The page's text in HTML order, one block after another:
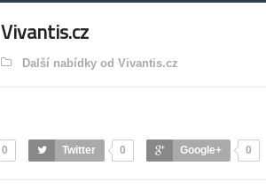
Vivantis.cz
Další nabídky od Vivantis.cz
0 Twitter 0 Google+ 0